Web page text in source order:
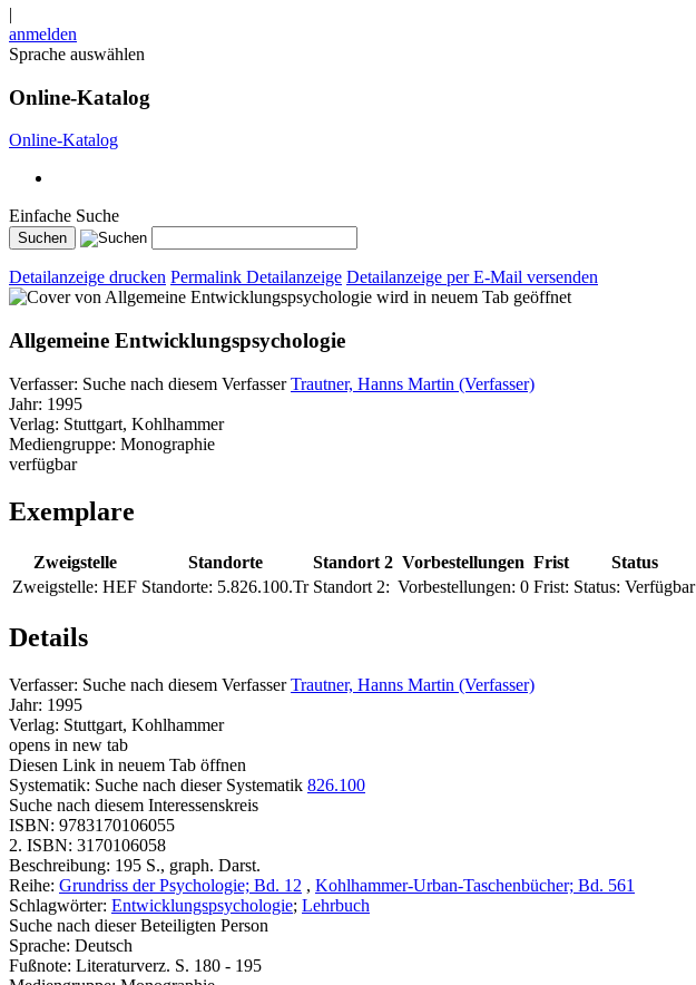
|
anmelden
Sprache auswählen
Online-Katalog
Online-Katalog
Einfache Suche
Detailanzeige drucken Permalink Detailanzeige Detailanzeige per E-Mail versenden
wird in neuem Tab geöffnet
Allgemeine Entwicklungspsychologie
Verfasser: Suche nach diesem Verfasser Trautner, Hanns Martin (Verfasser)
Jahr: 1995
Verlag: Stuttgart, Kohlhammer
Mediengruppe: Monographie
verfügbar
Exemplare
Zweigstelle Standorte Standort 2 Vorbestellungen Frist
Status
Zweigstelle: HEF Standorte: 5.826.100.Tr Standort 2: Vorbestellungen: 0 Frist: Status: Verfügbar
Details
Verfasser: Suche nach diesem Verfasser Trautner, Hanns Martin (Verfasser)
Jahr: 1995
Verlag: Stuttgart, Kohlhammer
opens in new tab
Diesen Link in neuem Tab öffnen
Systematik: Suche nach dieser Systematik 826.100
Suche nach diesem Interessenskreis
ISBN: 9783170106055
2. ISBN: 3170106058
Beschreibung: 195 S., graph. Darst.
Reihe: Grundriss der Psychologie; Bd. 12 , Kohlhammer-Urban-Taschenbücher; Bd. 561
Schlagwörter: Entwicklungspsychologie; Lehrbuch
Suche nach dieser Beteiligten Person
Sprache: Deutsch
Fußnote: Literaturverz. S. 180 - 195